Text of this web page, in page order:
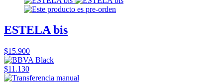
ESTELA bis
$15.900
$11.130